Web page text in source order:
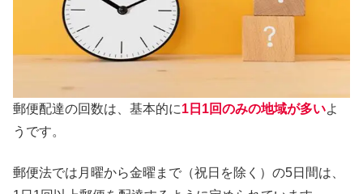
郵便配達の回数は、基本的に1日1回のみの地域が多いよ
うです。
郵便法では月曜から金曜まで（祝日を除く）の5日間は、